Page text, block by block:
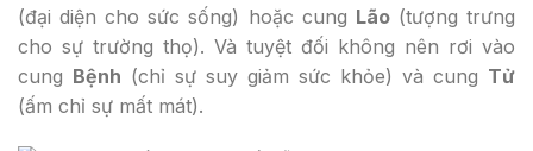
(đại diện cho sức sống) hoặc cung Lão(tượng trưng
cho sự trường thọ). Và tuyệt đối không nên rơi vào
cung Bệnh (chỉ sự suy giảm sức khỏe) và cung Tử
(ấm chỉ sự mất mát).